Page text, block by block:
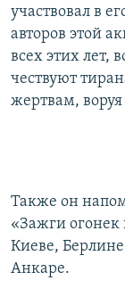
участвовал в
авторов этой
всех этих лет,
чествуют
жертвам,
Также он
«Зажги огонек
Киеве,
Анкаре.